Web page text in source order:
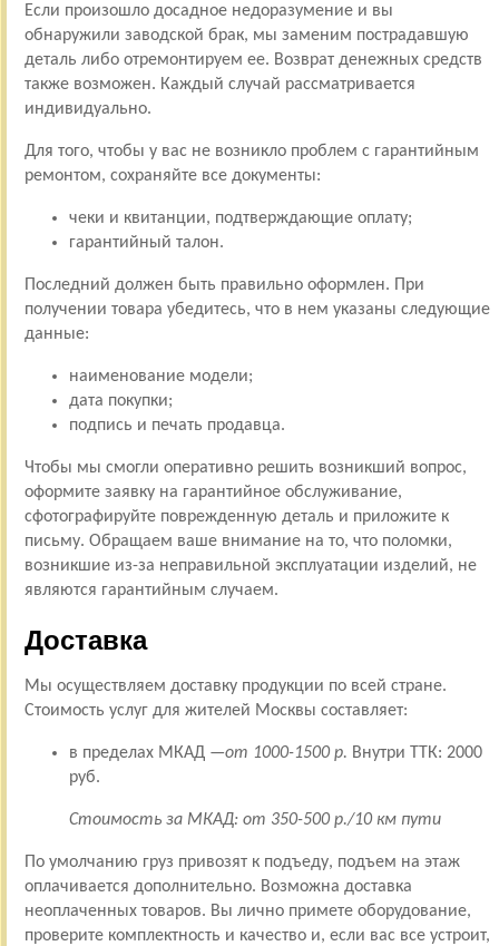
Если произошло досадное недоразумение и вы
обнаружили заводской брак, мы заменим пострадавшую
деталь либо отремонтируем ее. Возврат денежных средств
также возможен. Каждый случай рассматривается
индивидуально.
Для того, чтобы у вас не возникло проблем с гарантийным
ремонтом, сохраняйте все документы:
чеки и квитанции, подтверждающие оплату;
гарантийный талон.
Последний должен быть правильно оформлен. При
получении товара убедитесь, что в нем указаны следующие
данные:
наименование модели;
дата покупки;
подпись и печать продавца.
Чтобы мы смогли оперативно решить возникший вопрос,
оформите заявку на гарантийное обслуживание,
сфотографируйте поврежденную деталь и приложите к
письму. Обращаем ваше внимание на то, что поломки,
возникшие из-за неправильной эксплуатации изделий, не
являются гарантийным случаем.
Доставка
Мы осуществляем доставку продукции по всей стране.
Стоимость услуг для жителей Москвы составляет:
в пределах МКАД —от 1000-1500 р. Внутри ТТК: 2000
руб.
Стоимость за МКАД: от 350-500 р./10 км пути
По умолчанию груз привозят к подъеду, подъем на этаж
оплачивается дополнительно. Возможна доставка
неоплаченных товаров. Вы лично примете оборудование,
проверите комплектность и качество и, если вас все устроит,